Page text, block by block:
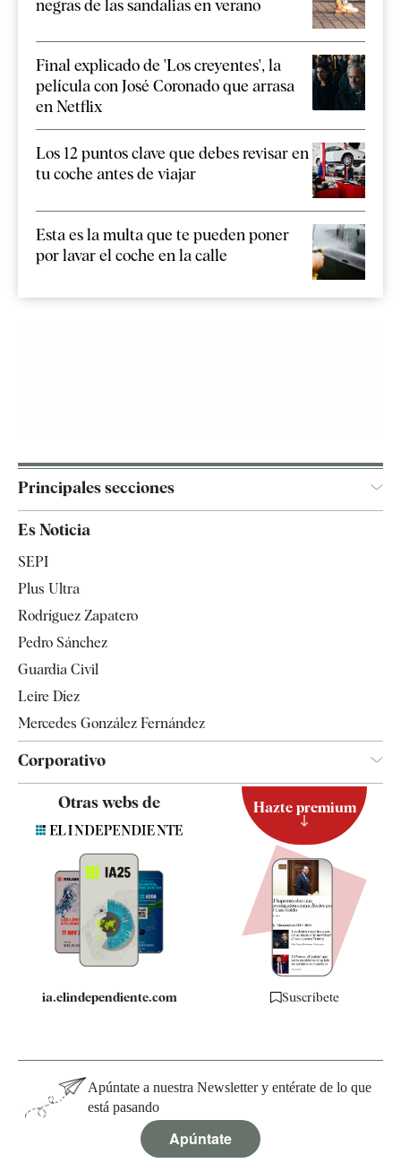
negras de las sandalias en verano
Final explicado de 'Los creyentes', la
película con José Coronado que arrasa
en Netflix
Los 12 puntos clave que debes revisar en
tu coche antes de viajar
Esta es la multa que te pueden poner
por lavar el coche en la calle
Principales secciones
Televisión
Es Noticia
SEPI
Plus Ultra
Rodríguez Zapatero
Pedro Sánchez
Guardia Civil
Leire Díez
Mercedes González Fernández
Corporativo
Quiénes somos
Especificaciones
Otras webs de
ia.elindependiente.com
Hazte premium
Suscríbete
Apúntate a nuestra Newsletter y entérate de lo que
está pasando
Apúntate